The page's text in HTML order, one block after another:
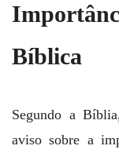
Bíblica
Segundo a
aviso sobre a